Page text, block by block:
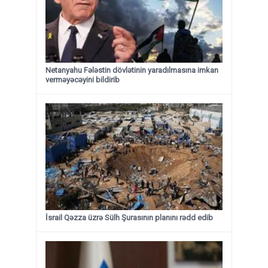
Netanyahu Fələstin dövlətinin yaradılmasına imkan
verməyəcəyini bildirib
İsrail Qəzza üzrə Sülh Şurasının planını rədd edib